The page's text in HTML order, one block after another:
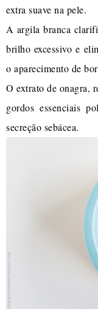
extra suave na pele.
A argila branca
brilho excessivo e
o aparecimento de
O extrato de onagra,
gordos essenciais
secreção sebácea.